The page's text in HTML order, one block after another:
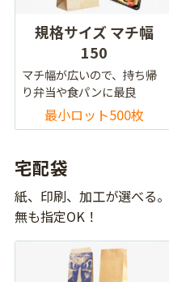
規格サイズ マチ幅
150
マチ幅が広いので、持ち帰
り弁当や食パンに最良
最小ロット500枚
宅配袋
紙、印刷、加工が選べる
無も指定OK！